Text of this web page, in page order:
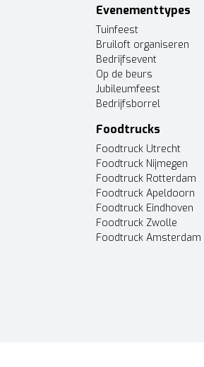
Evenementtypes
Tuinfeest
Bruiloft organiseren
Bedrijfsevent
Op de beurs
Jubileumfeest
Bedrijfsborrel
Foodtrucks
Foodtruck Utrecht
Foodtruck Nijmegen
Foodtruck Rotterdam
Foodtruck Apeldoorn
Foodtruck Eindhoven
Foodtruck Zwolle
Foodtruck Amsterdam